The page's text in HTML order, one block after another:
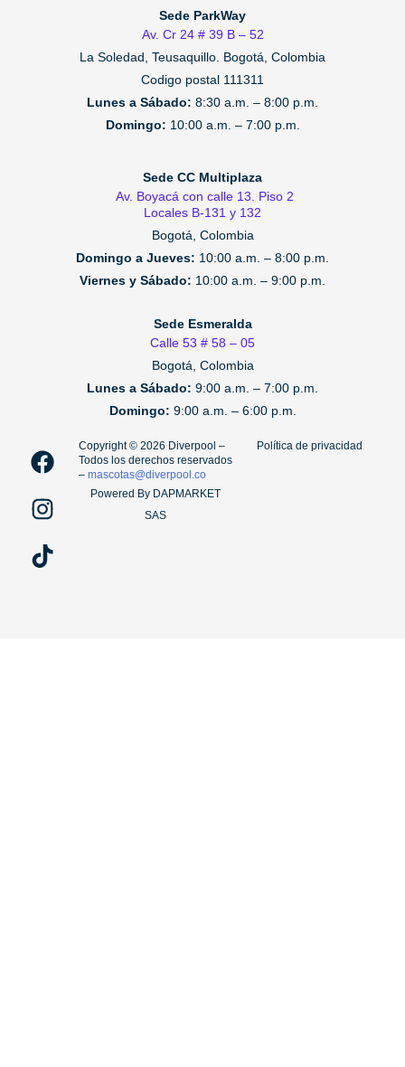
Sede ParkWay
Av. Cr 24 # 39 B – 52
La Soledad, Teusaquillo. Bogotá, Colombia
Codigo postal 111311
Lunes a Sábado: 8:30 a.m. – 8:00 p.m.
Domingo: 10:00 a.m. – 7:00 p.m.
Sede CC Multiplaza
Av. Boyacá con calle 13. Piso 2
Locales B-131 y 132
Bogotá, Colombia
Domingo a Jueves: 10:00 a.m. – 8:00 p.m.
Viernes y Sábado: 10:00 a.m. – 9:00 p.m.
Sede Esmeralda
Calle 53 # 58 – 05
Bogotá, Colombia
Lunes a Sábado: 9:00 a.m. – 7:00 p.m.
Domingo: 9:00 a.m. – 6:00 p.m.
F
a
c
e
b
o
I
n
s
t
a
g
T
i
k
t
o
k
Copyright ©️ 2026 Diverpool –
Todos los derechos reservados
–mascotas@diverpool.co
Powered By DAPMARKET
SAS
Política de privacidad